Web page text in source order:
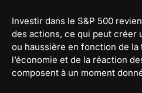
Investir dans le S&P 500
des actions, ce qui peut créer
ou haussière en fonction de la
l’économie et de la réaction
composent à un moment